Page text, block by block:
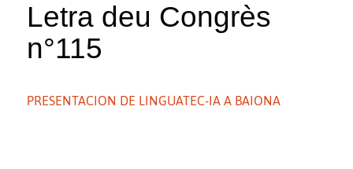
Letra deu Congrès
n°115
PRESENTACION DE LINGUATEC-IA A BAIONA